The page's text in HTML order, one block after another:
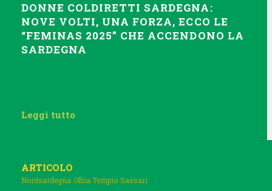
DONNE COLDIRETTI SARDEGNA:
NOVE VOLTI, UNA FORZA, ECCO LE
“FEMINAS 2025” CHE ACCENDONO LA
SARDEGNA
Leggi tutto
ARTICOLO
Nordsardegna Olbia Tempio Sassari